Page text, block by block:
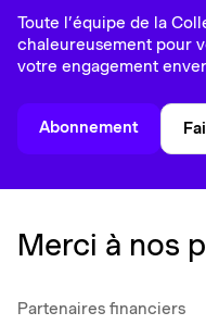
Toute l’équipe de la
chaleureusement pour
votre engagement
Abonnement
Merci à nos
Partenaires financiers